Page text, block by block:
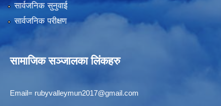
सार्वजनिक सुनुवाई
सार्वजनिक परीक्षण
सामाजिक सञ्जालका लिंकहरु
Email= rubyvalleymun2017@gmail.com